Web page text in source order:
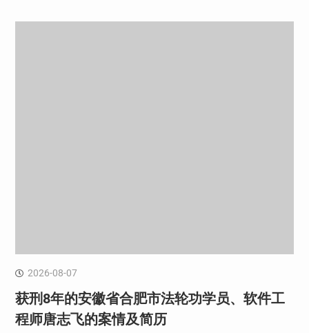
2026-08-07
获刑8年的安徽省合肥市法轮功学员、软件工
程师唐志飞的案情及简历